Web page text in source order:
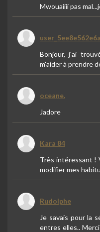
Mwouaiiii pas
Bonjour, j'ai
m'aider à prendre
oceane.
Jadore
Kara 84
Très intéressant !
modifier mes
Rudolphe
Je savais pour la
entres elles..